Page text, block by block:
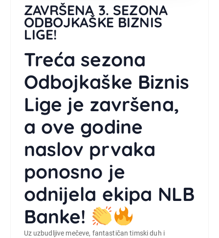
ZAVRŠENA 3. SEZONA
ODBOJKAŠKE BIZNIS
LIGE!
Treća sezona
Odbojkaške Biznis
Lige je završena,
a ove godine
naslov prvaka
ponosno je
odnijela ekipa NLB
Banke!
Uz uzbudljive mečeve, fantastičan timski duh i